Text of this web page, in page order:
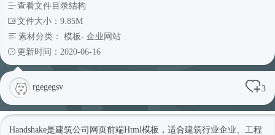
查看文件目录结构
文件大小：9.85M
素材分类： 模板- 企业网站
更新时间：2020-06-16
rgegegsv 3
Handshake是建筑公司网页前端Html模板 ，适合建筑行业企业、工程